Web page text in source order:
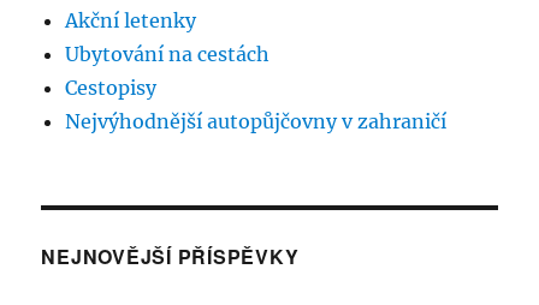
Akční letenky
Ubytování na cestách
Cestopisy
Nejvýhodnější autopůjčovny v zahraničí
NEJNOVĚJŠÍ PŘÍSPĚVKY